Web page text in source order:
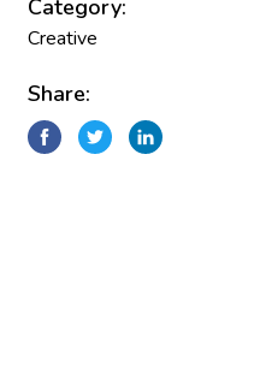
Category:
Creative
Share: